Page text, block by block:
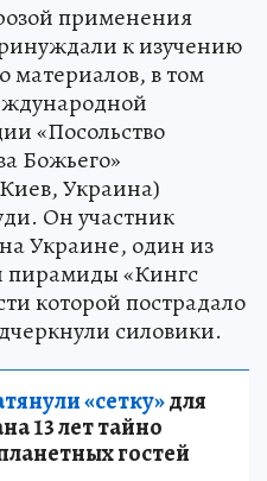
применения
к изучению
материалов, в том
«Посольство
Божьего»
Украина)
Он участник
Украине, один из
пирамиды «Кингс
которой пострадало
силовики.
«сетку»для
13 лет тайно
гостей